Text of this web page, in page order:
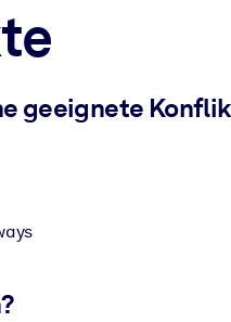
geeignete